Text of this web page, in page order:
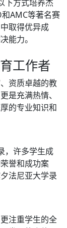
下方式培养杰
AMC等著名赛
取得优异成
能力。
工作者
资质卓越的教
是充满热情、
的专业知识和
，许多学生成
誉和成功案
法尼亚大学录
注重学生的全